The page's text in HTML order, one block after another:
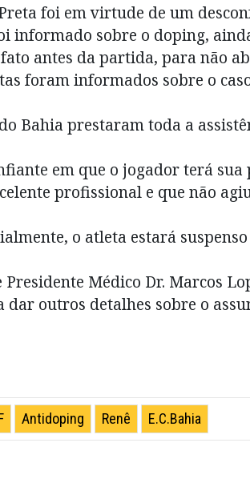
foi em virtude de um
informado sobre o doping,
antes da partida, para não
foram informados sobre o
Bahia prestaram toda a
em que o jogador terá
profissional e que não
o atleta estará suspenso
Médico Dr. Marcos
outros detalhes sobre o
Antidoping Renê E.C.Bahia